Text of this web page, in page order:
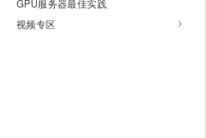
GPU服务器最佳实践
视频专区